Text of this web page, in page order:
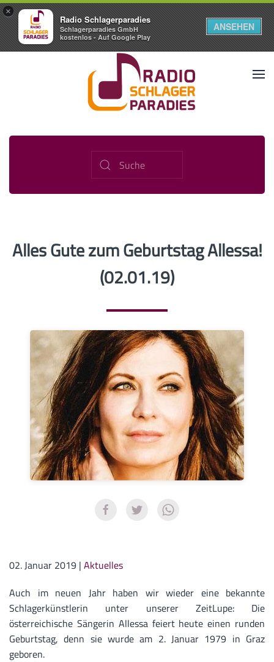
×
Radio Schlagerparadies
Schlagerparadies GmbH
kostenlos - Auf Google Play
ANSEHEN
Alles Gute zum Geburtstag Allessa!
(02.01.19)
02. Januar 2019 | Aktuelles
Auch im neuen Jahr haben wir wieder eine bekannte
Schlagerkünstlerin unter unserer ZeitLupe: Die
österreichische Sängerin Allessa feiert heute einen runden
Geburtstag, denn sie wurde am 2. Januar 1979 in Graz
geboren.